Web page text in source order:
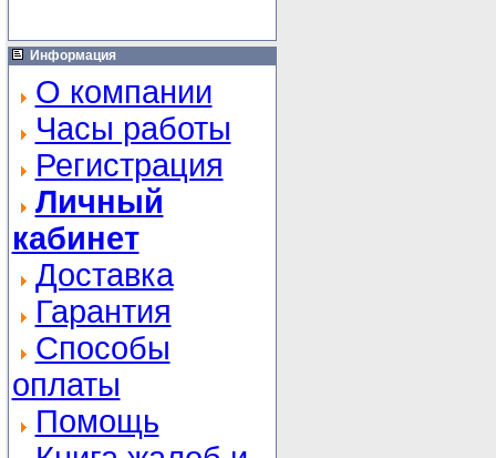
Информация
О компании
Часы работы
Регистрация
Личный
кабинет
Доставка
Гарантия
Способы
оплаты
Помощь